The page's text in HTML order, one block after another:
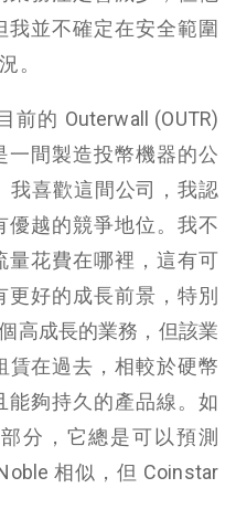
我並不確定在安全範圍
。
的 Outerwall (OUTR)
一間製造投幣機器的公
我喜歡這間公司，我認
優越的競爭地位。我不
量花費在哪裡，這有可
好的成長前景，特別
高成長的業務，但該業
賃在過去，相較於硬幣
能夠持久的產品線。如
分，它總是可以預測
相似，但 Coinstar